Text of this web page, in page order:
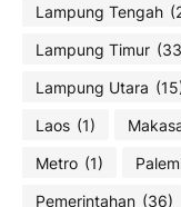
Lampung Tengah
Lampung Timur
Lampung Utara
Laos (1)
Metro (1)
Pemerintahan (36)